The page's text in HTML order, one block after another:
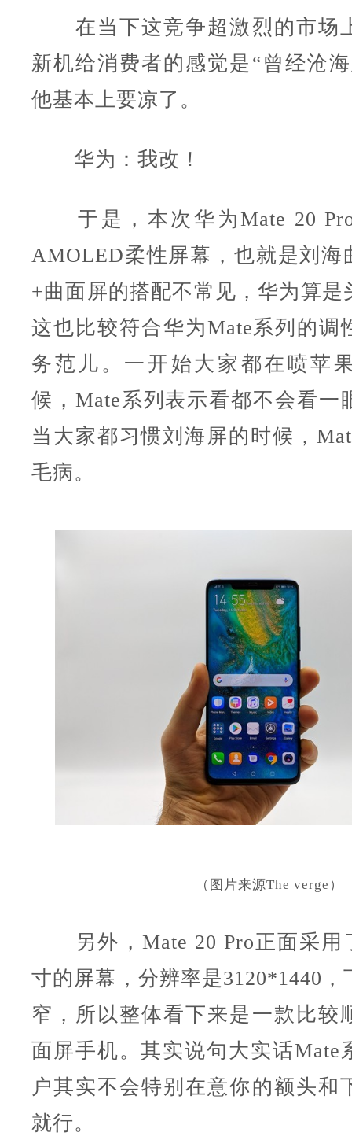
在当下这竞争超激烈的市场
新机给消费者的感觉是“曾经沧
他基本上要凉了。
华为：我改！
于是，本次华为Mate 20
AMOLED柔性屏幕，也就是刘海
+曲面屏的搭配不常见，华为算是
这也比较符合华为Mate系列的
务范儿。一开始大家都在喷苹
候，Mate系列表示看都不会看一
当大家都习惯刘海屏的时候，
毛病。
（图片来源The verge）
另外，Mate 20 Pro正面采用
寸的屏幕，分辨率是3120*1440，
窄，所以整体看下来是一款比较
面屏手机。其实说句大实话Mate
户其实不会特别在意你的额头和
就行。